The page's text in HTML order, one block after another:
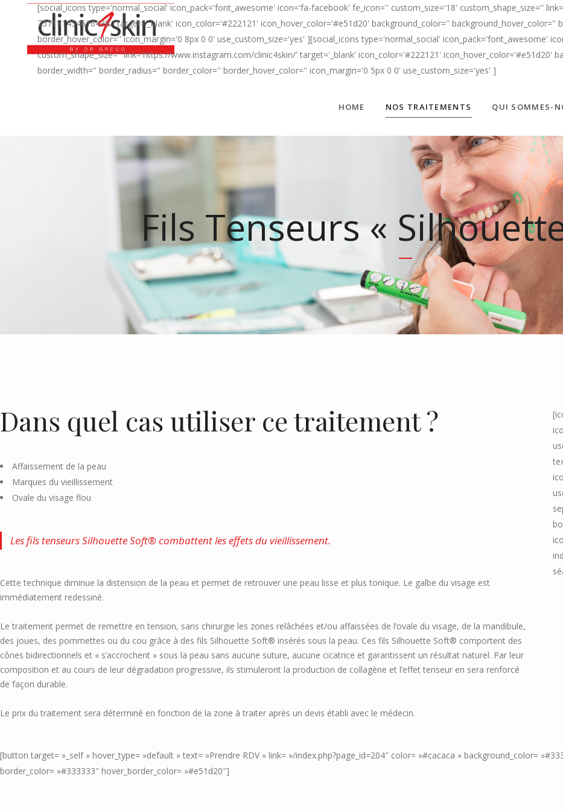
[social_icons type='normal_social' icon_pack='font_awesome' icon='fa-facebook' fe_icon='' custom_size='18' custom_shape_size=''
757151454616438/' target='_blank' icon_color='#222121' icon_hover_color='#e51d20' background_color='' background_hover_color=''
border_hover_color='' icon_margin='0 8px 0 0' use_custom_size='yes' ][social_icons type='normal_social' icon_pack='font_awesome'
custom_shape_size='' link='https://www.instagram.com/clinic4skin/' target='_blank' icon_color='#222121' icon_hover_color='#e51d20'
border_width='' border_radius='' border_color='' border_hover_color='' icon_margin='0 5px 0 0' use_custom_size='yes' ]
HOME NOS TRAITEMENTS QUI SOMMES-
Fils Tenseurs «
Dans quel cas utiliser ce traitement ?
Affaissement de la peau
Marques du vieillissement
Ovale du visage flou
Les fils tenseurs Silhouette Soft® combattent les effets du vieillissement.
Cette technique diminue la distension de la peau et permet de retrouver une peau lisse et plus tonique. Le galbe du visage est
immédiatement redessiné.
Le traitement permet de remettre en tension, sans chirurgie les zones relâchées et/ou affaissées de l’ovale du visage, de la mandibule,
des joues, des pommettes ou du cou grâce à des fils Silhouette Soft® insérés sous la peau. Ces fils Silhouette Soft® comportent des
cônes bidirectionnels et « s’accrochent » sous la peau sans aucune suture, aucune cicatrice et garantissent un résultat naturel. Par leur
composition et au cours de leur dégradation progressive, ils stimuleront la production de collagène et l’effet tenseur en sera renforcé
de façon durable.
Le prix du traitement sera déterminé en fonction de la zone à traiter après un devis établi avec le médecin.
[button target= »_self » hover_type= »default » text= »Prendre RDV » link= »/index.php?page_id=204″ color= »#cacaca » background_color=
border_color= »#333333″ hover_border_color= »#e51d20″]